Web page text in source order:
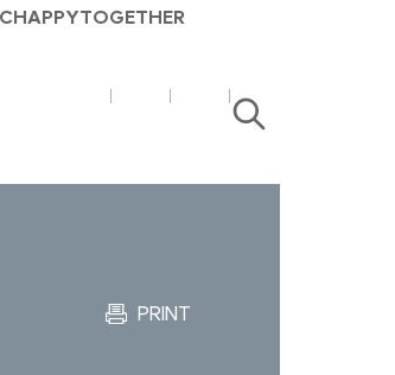
HAPPYTOGETHER
SPC
브
SPC
검
PRINT